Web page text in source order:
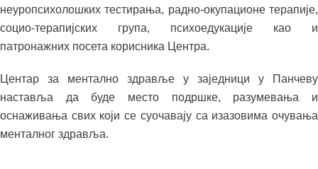
неуропсихолошких тестирања, радно-окупационе терапије,
социо-терапијских група, психоедукације као и
патронажних посета корисника Центра.
Центар за ментално здравље у заједници у Панчеву
наставља да буде место подршке, разумевања и
оснаживања свих који се суочавају са изазовима очувања
менталног здравља.